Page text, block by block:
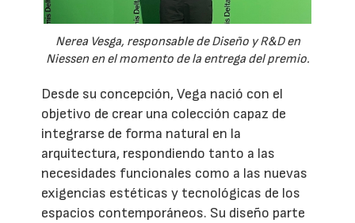
Nerea Vesga, responsable de Diseño y R&D en
Niessen en el momento de la entrega del premio.
Desde su concepción, Vega nació con el
objetivo de crear una colección capaz de
integrarse de forma natural en la
arquitectura, respondiendo tanto a las
necesidades funcionales como a las nuevas
exigencias estéticas y tecnológicas de los
espacios contemporáneos. Su diseño parte